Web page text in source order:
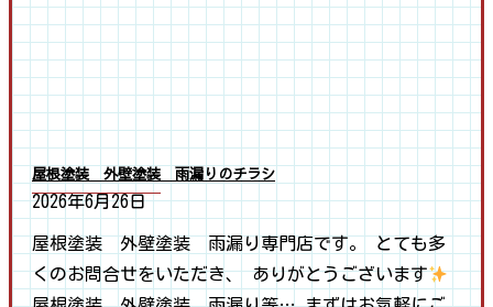
屋根塗装 外壁塗装 雨漏りのチラシ
2026年6月26日
屋根塗装 外壁塗装 雨漏り専門店です。 とても多
くのお問合せをいただき、 ありがとうございます